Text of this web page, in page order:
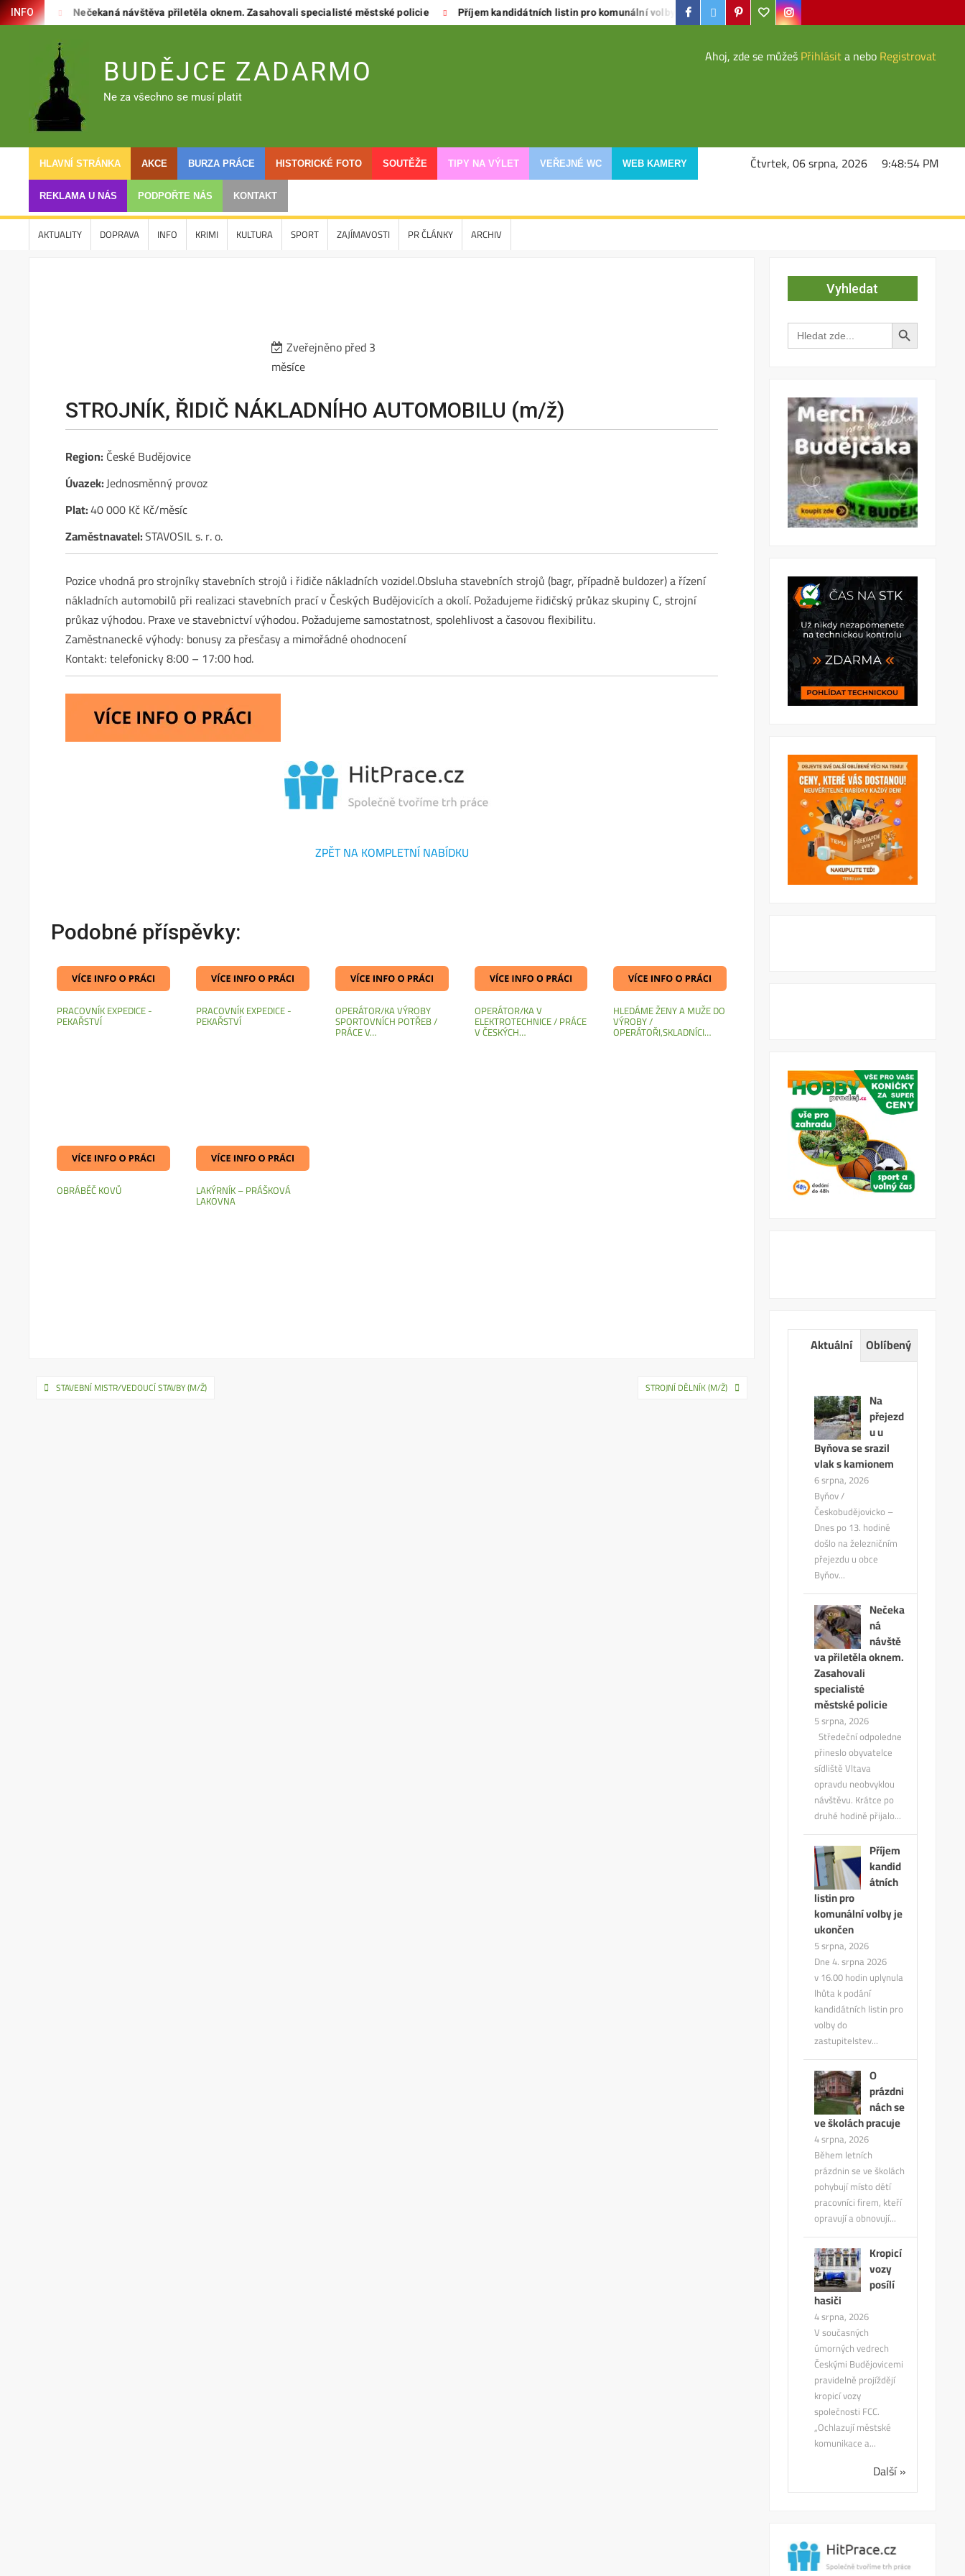
Skip
to
INFO Nečekaná návštěva přiletěla oknem. Zasahovali specialisté městské policie Příjem kandidátních listin pro komunální volby je ukončen Kropicí vozy posílí hasiči
Facebook
TwiterPinterest
Googleinstagram
BUDĚJCE ZADARMO
Ne za všechno se musí platit
Ahoj, zde se můžešPřihlásita neboRegistrovat
HLAVNÍ STRÁNKA AKCE BURZA PRÁCE HISTORICKÉ FOTO SOUTĚŽE TIPY NA VÝLET VEŘEJNÉ WC WEB KAMERY
REKLAMA U NÁS PODPOŘTE NÁS KONTAKT
9:48:55 PM
Čtvrtek, 06 srpna, 2026
AKTUALITY DOPRAVA INFO KRIMI KULTURA SPORT ZAJÍMAVOSTI PR ČLÁNKY ARCHIV
Zveřejněno před 3
měsíce
STROJNÍK, ŘIDIČ NÁKLADNÍHO AUTOMOBILU (m/ž)
Region: České Budějovice
Úvazek:Jednosměnný provoz
Plat:40 000 Kč Kč/měsíc
Zaměstnavatel:STAVOSIL s. r. o.
Pozice vhodná pro strojníky stavebních strojů i řidiče nákladních vozidel.Obsluha stavebních strojů (bagr, případně buldozer) a řízení
nákladních automobilů při realizaci stavebních prací v Českých Budějovicích a okolí. Požadujeme řidičský průkaz skupiny C, strojní
průkaz výhodou. Praxe ve stavebnictví výhodou. Požadujeme samostatnost, spolehlivost a časovou flexibilitu.
Zaměstnanecké výhody: bonusy za přesčasy a mimořádné ohodnocení
Kontakt: telefonicky 8:00 – 17:00 hod.
ZPĚT NA KOMPLETNÍ NABÍDKU
Podobné příspěvky:
PRACOVNÍK EXPEDICE -
PEKAŘSTVÍ
PRACOVNÍK EXPEDICE -
PEKAŘSTVÍ
OPERÁTOR/KA VÝROBY
SPORTOVNÍCH POTŘEB /
PRÁCE V…
OPERÁTOR/KA V
ELEKTROTECHNICE / PRÁCE
V ČESKÝCH…
HLEDÁME ŽENY A MUŽE DO
VÝROBY /
OPERÁTOŘI,SKLADNÍCI…
OBRÁBĚČ KOVŮ LAKÝRNÍK – PRÁŠKOVÁ
LAKOVNA
Navigace
STAVEBNÍ MISTR/VEDOUCÍ STAVBY (M/Ž) STROJNÍ DĚLNÍK (M/Ž)
Vyhledat
Search
for:
Search Button
Aktuální Oblíbený
Na
přejezd
u u
Byňova se srazil
vlak s kamionem
6 srpna, 2026
Byňov /
Českobudějovicko –
Dnes po 13. hodině
došlo na železničním
přejezdu u obce
Byňov...
Nečeka
ná
návště
va přiletěla oknem.
Zasahovali
specialisté
městské policie
5 srpna, 2026
Středeční odpoledne
přineslo obyvatelce
sídliště Vltava
opravdu neobvyklou
návštěvu. Krátce po
druhé hodině přijalo...
Příjem
kandid
átních
listin pro
komunální volby je
ukončen
5 srpna, 2026
Dne 4. srpna 2026
v 16.00 hodin uplynula
lhůta k podání
kandidátních listin pro
volby do
zastupitelstev...
O
prázdni
nách se
ve školách pracuje
4 srpna, 2026
Během letních
prázdnin se ve školách
pohybují místo dětí
pracovníci firem, kteří
opravují a obnovují...
Kropicí
vozy
posílí
hasiči
4 srpna, 2026
V současných
úmorných vedrech
Českými Budějovicemi
pravidelně projíždějí
kropicí vozy
společnosti FCC.
„Ochlazují městské
komunikace a...
Další »